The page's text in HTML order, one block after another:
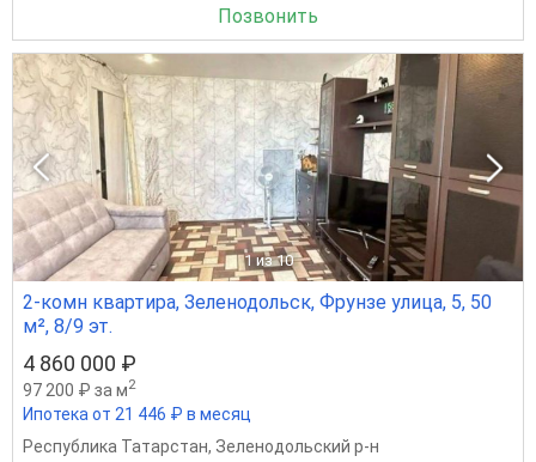
Позвонить
1 из 10
2-комн квартира, Зеленодольск, Фрунзе улица, 5, 50
м², 8/9 эт.
4 860 000 ₽
97 200 ₽ за м2
Ипотека от 21 446 ₽ в месяц
Республика Татарстан, Зеленодольский р-н